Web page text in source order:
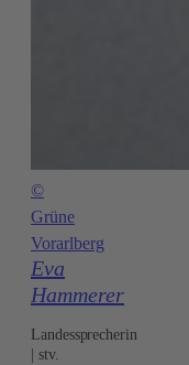
©
Grüne
Vorarlberg
Eva
Hammerer
Landessprecherin
| stv.